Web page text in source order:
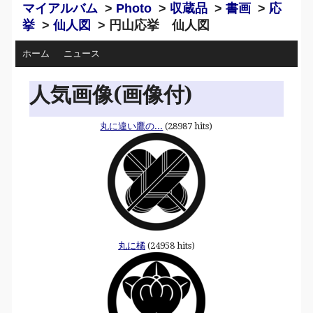
マイアルバム > Photo > 収蔵品 >書画 > 応
挙 >仙人図 > 円山応挙 仙人図
ホーム ニュース
人気画像(画像付)
丸に違い鷹の... (28987 hits)
丸に橘(24958 hits)